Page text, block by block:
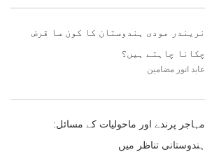
نریندر مودی ہندوستان کا کون سا قرض
چکانا چاہتے ہیں؟
عابد انور مضامین
مہاجر پرندے اور ماحولیات کے مسائل:
ہندوستانی تناظر میں